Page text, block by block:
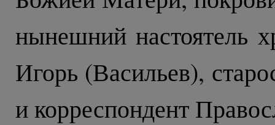
нынешний настоятель
Игорь (Васильев),
и корреспондент